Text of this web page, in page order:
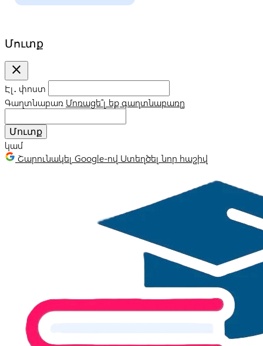
Մուտք
close
Էլ․ փոստ
Գաղտնաբառ Մոռացե՞լ եք գաղտնաբառը
Մուտք
կամ
Շարունակել Google-ով Ստեղծել նոր հաշիվ